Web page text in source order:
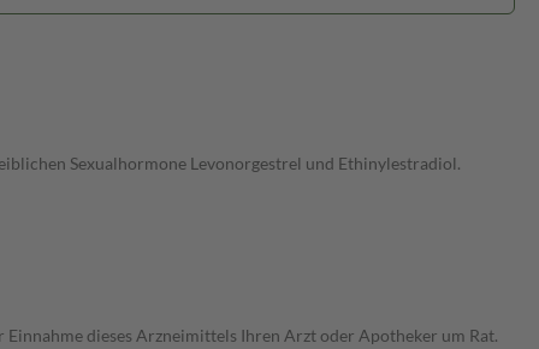
Sexualhormone Levonorgestrel und Ethinylestradiol.
dieses Arzneimittels Ihren Arzt oder Apotheker um Rat.